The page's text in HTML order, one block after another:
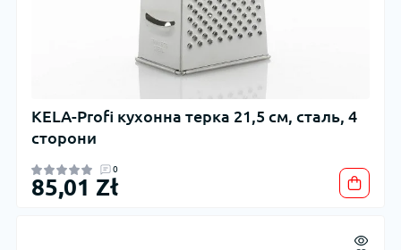
KELA-Profi кухонна терка 21,5 см, сталь, 4
сторони
0
85,01 Zł